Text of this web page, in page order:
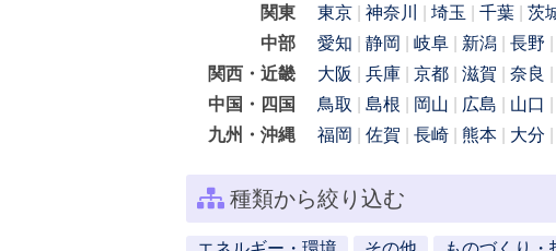
関東
東京 神奈川 埼玉 千葉 茨
中部
愛知 静岡 岐阜 新潟 長野
関西・近畿
大阪 兵庫 京都 滋賀 奈良
中国・四国
鳥取 島根 岡山 広島 山口
九州・沖縄
福岡 佐賀 長崎 熊本 大分
種類から絞り込む